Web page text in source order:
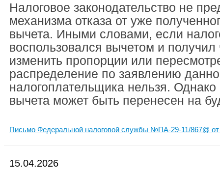
Налоговое законодательство не
механизма отказа от уже
вычета. Иными словами, если
воспользовался вычетом и получил
изменить пропорции или
распределение по заявлению
налогоплательщика нельзя. Однако
вычета может быть перенесен на
Письмо Федеральной налоговой службы №ПА-29-11/867@ от
15.04.2026